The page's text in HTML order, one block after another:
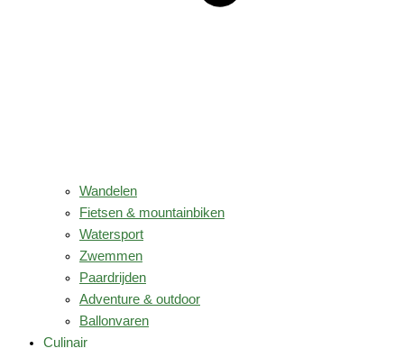
Wandelen
Fietsen & mountainbiken
Watersport
Zwemmen
Paardrijden
Adventure & outdoor
Ballonvaren
Culinair